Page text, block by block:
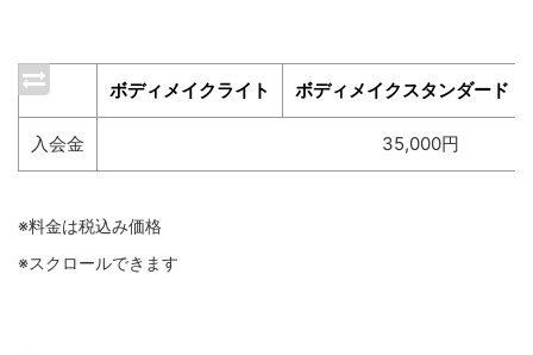
ボディメイクライト ボディメイクスタンダード
入会金 35,000円
※料金は税込み価格
※スクロールできます